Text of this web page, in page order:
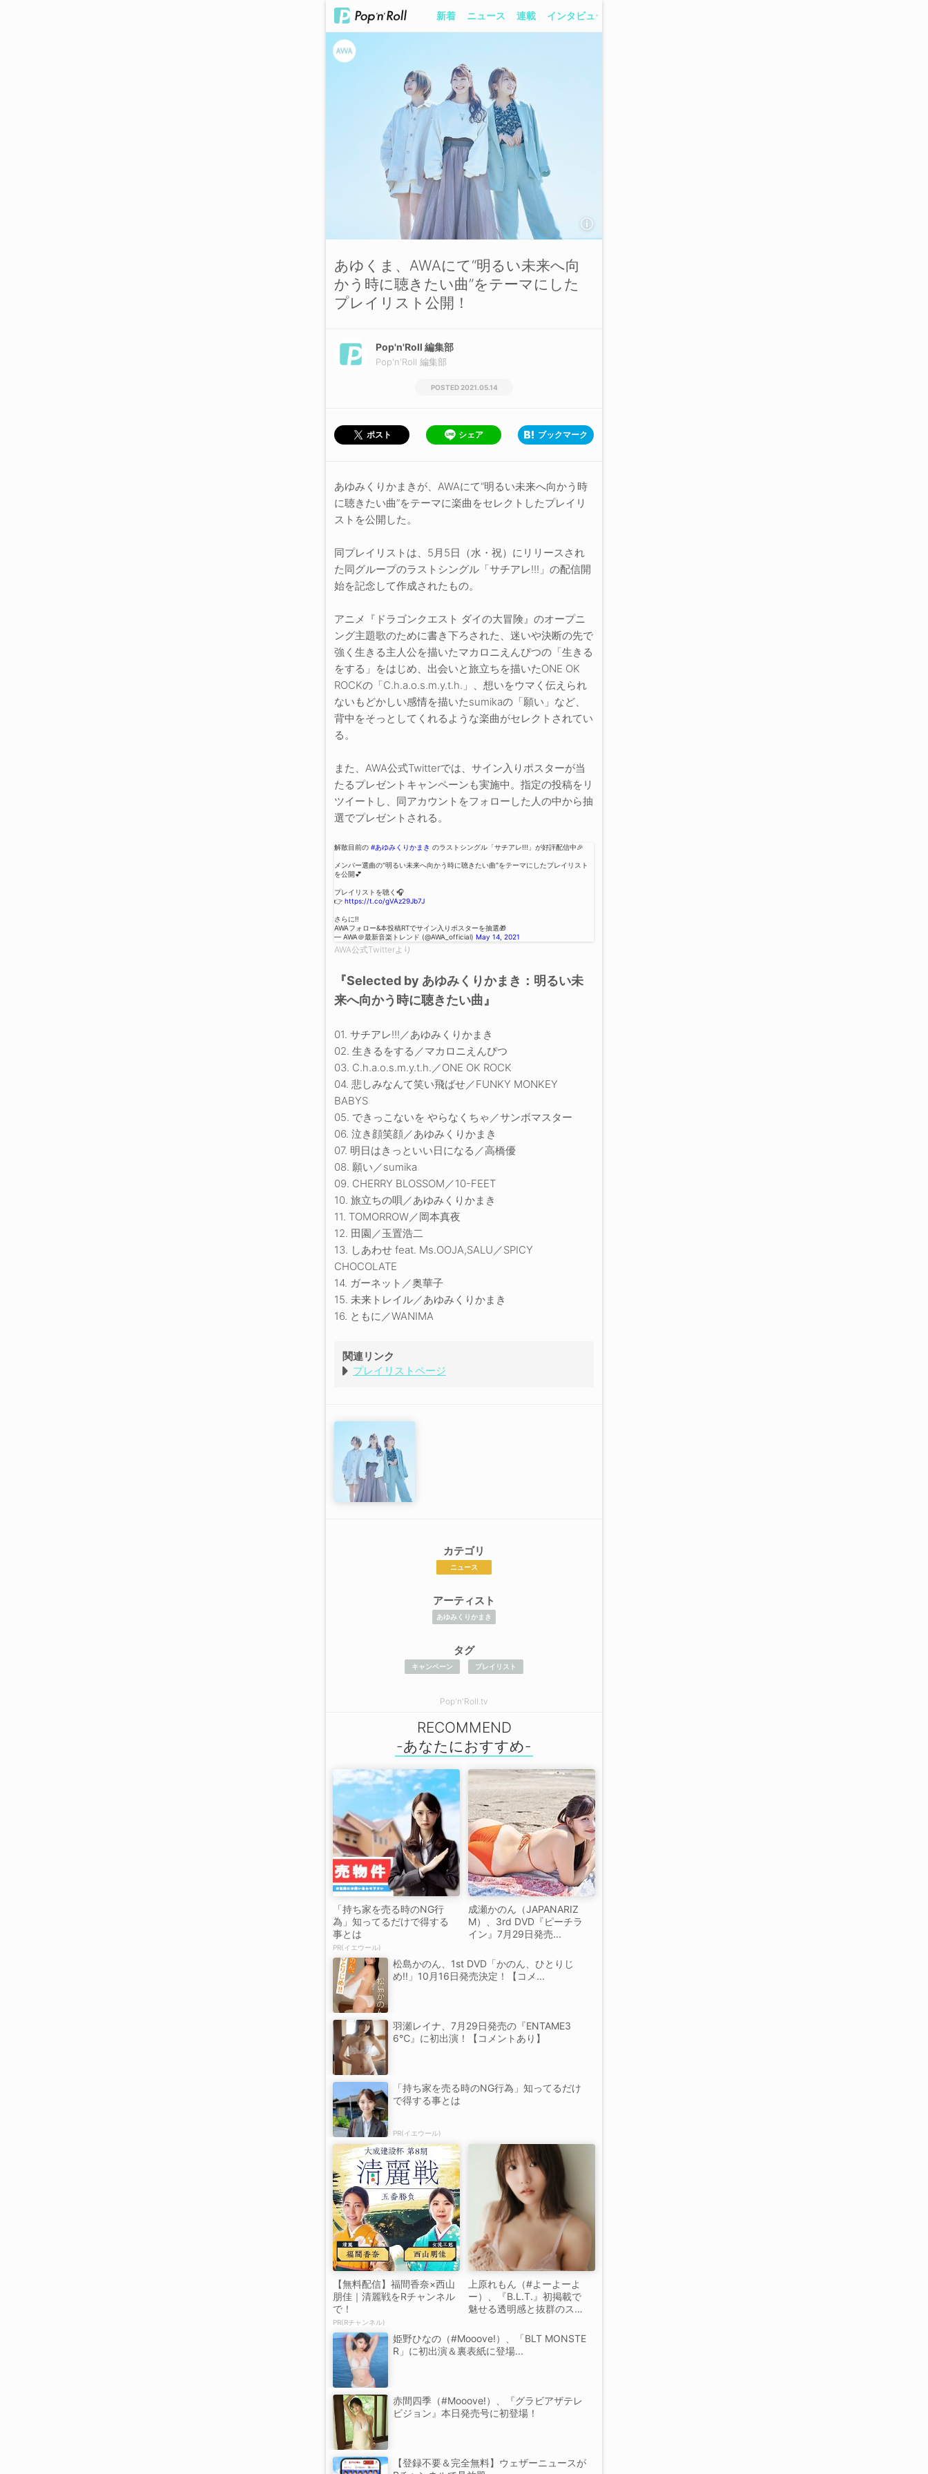
新着 ニュース 連載 インタビュー
あゆくま、AWAにて“明るい未来へ向
かう時に聴きたい曲”をテーマにした
プレイリスト公開！
Pop'n'Roll 編集部
Pop'n'Roll 編集部
2021.05.14
ポスト シェア ブックマーク
あゆみくりかまきが、AWAにて“明るい未来へ向かう時
に聴きたい曲”をテーマに楽曲をセレクトしたプレイリ
ストを公開した。
同プレイリストは、5月5日（水・祝）にリリースされ
た同グループのラストシングル「サチアレ!!!」の配信開
始を記念して作成されたもの。
アニメ『ドラゴンクエスト ダイの大冒険』のオープニ
ング主題歌のために書き下ろされた、迷いや決断の先で
強く生きる主人公を描いたマカロニえんぴつの「生きる
をする」をはじめ、出会いと旅立ちを描いたONE OK
ROCKの「C.h.a.o.s.m.y.t.h.」、想いをウマく伝えられ
ないもどかしい感情を描いたsumikaの「願い」など、
背中をそっとしてくれるような楽曲がセレクトされてい
る。
また、AWA公式Twitterでは、サイン入りポスターが当
たるプレゼントキャンペーンも実施中。指定の投稿をリ
ツイートし、同アカウントをフォローした人の中から抽
選でプレゼントされる。
解散目前の #あゆみくりかまき のラストシングル「サチアレ!!!」が好評配信中🎉
メンバー選曲の"明るい未来へ向かう時に聴きたい曲"をテーマにしたプレイリスト
を公開💕
プレイリストを聴く🎧
👉 https://t.co/gVAz29Jb7J
さらに‼
AWAフォロー&本投稿RTでサイン入りポスターを抽選🎁
— AWA＠最新音楽トレンド (@AWA_official) May 14, 2021
AWA公式Twitterより
『Selected by あゆみくりかまき：明るい未
来へ向かう時に聴きたい曲』
01. サチアレ!!!／あゆみくりかまき
02. 生きるをする／マカロニえんぴつ
03. C.h.a.o.s.m.y.t.h.／ONE OK ROCK
04. 悲しみなんて笑い飛ばせ／FUNKY MONKEY
BABYS
05. できっこないを やらなくちゃ／サンボマスター
06. 泣き顔笑顔／あゆみくりかまき
07. 明日はきっといい日になる／高橋優
08. 願い／sumika
09. CHERRY BLOSSOM／10-FEET
10. 旅立ちの唄／あゆみくりかまき
11. TOMORROW／岡本真夜
12. 田園／玉置浩二
13. しあわせ feat. Ms.OOJA,SALU／SPICY
CHOCOLATE
14. ガーネット／奥華子
15. 未来トレイル／あゆみくりかまき
16. ともに／WANIMA
関連リンク
プレイリストページ
カテゴリ
ニュース
アーティスト
あゆみくりかまき
タグ
キャンペーン プレイリスト
Pop'n'Roll.tv
RECOMMEND
「持ち家を売る時のNG行
為」知ってるだけで得する
事とは
PR(イエウール)
成瀬かのん（JAPANARIZ
M）、3rd DVD『ピーチラ
イン』7月29日発売...
松島かのん、1st DVD「かのん、ひとりじ
め!!」10月16日発売決定！【コメ...
羽瀬レイナ、7月29日発売の『ENTAME3
6℃』に初出演！【コメントあり】
「持ち家を売る時のNG行為」知ってるだけ
で得する事とは
PR(イエウール)
【無料配信】福間香奈×西山
朋佳｜清麗戦をRチャンネル
で！
PR(Rチャンネル)
上原れもん（#よーよーよ
ー）、『B.L.T.』初掲載で
魅せる透明感と抜群のスタ
姫野ひなの（#Mooove!）、「BLT MONSTE
R」に初出演＆裏表紙に登場...
赤間四季（#Mooove!）、『グラビアザテレ
ビジョン』本日発売号に初登場！
【登録不要＆完全無料】ウェザーニュースが